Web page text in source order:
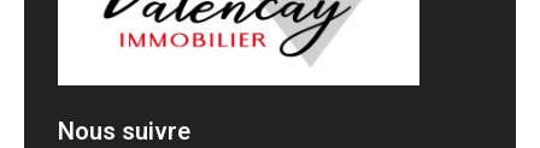
Nous suivre